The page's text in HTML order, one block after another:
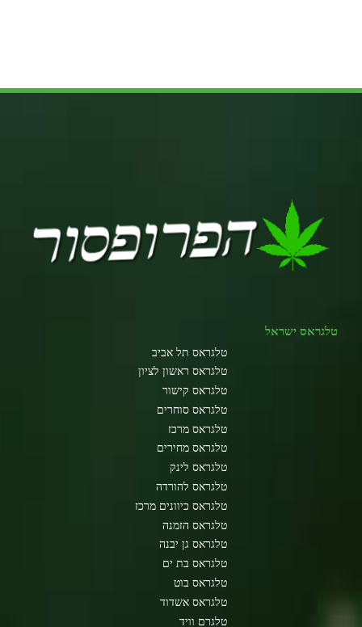
טלגראס ישראל
טלגראס תל אביב
טלגראס ראשון לציון
טלגראס קישור
טלגראס סוחרים
טלגראס מרכז
טלגראס מחירים
טלגראס לינק
טלגראס להורדה
טלגראס כיוונים מרכז
טלגראס הזמנה
טלגראס גן יבנה
טלגראס בת ים
טלגראס בוט
טלגראס אשדוד
טלגרם וויד